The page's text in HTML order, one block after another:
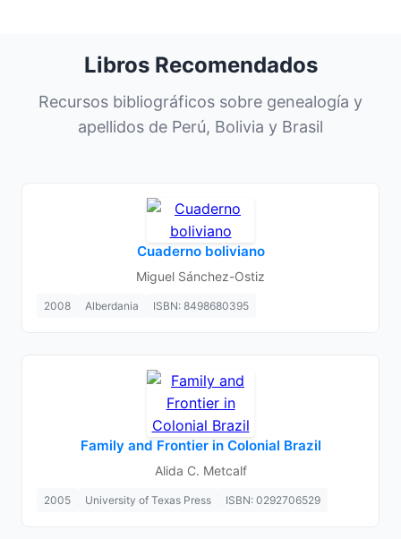
Libros Recomendados
Recursos bibliográficos sobre genealogía y
apellidos de Perú, Bolivia y Brasil
Cuaderno boliviano
Miguel Sánchez-Ostiz
2008 Alberdania ISBN: 8498680395
Family and Frontier in Colonial Brazil
Alida C. Metcalf
2005 University of Texas Press ISBN: 0292706529